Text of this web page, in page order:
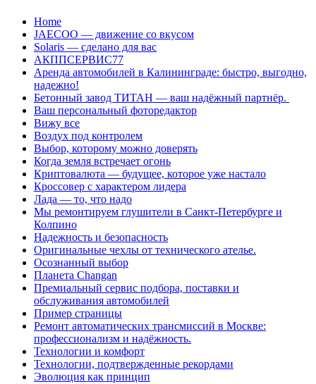
Перейти
содержанию
Home
JAECOO — движение со вкусом
Solaris — сделано для вас
АКППСЕРВИС77
Аренда автомобилей в Калининграде: быстро, выгодно,
надежно!
Бетонный завод ТИТАН — ваш надёжный партнёр.
Ваш персональный фоторедактор
Вижу все
Воздух под контролем
Выбор, которому можно доверять
Когда земля встречает огонь
Криптовалюта — будущее, которое уже настало
Кроссовер с характером лидера
Лада — то, что надо
Мы ремонтируем глушители в Санкт-Петербурге и
Колпино
Надежность и безопасность
Оригинальные чехлы от технического ателье.
Осознанный выбор
Планета Changan
Премиальный сервис подбора, поставки и
обслуживания автомобилей
Пример страницы
Ремонт автоматических трансмиссий в Москве:
профессионализм и надёжность.
Технологии и комфорт
Технологии, подтвержденные рекордами
Эволюция как принцип